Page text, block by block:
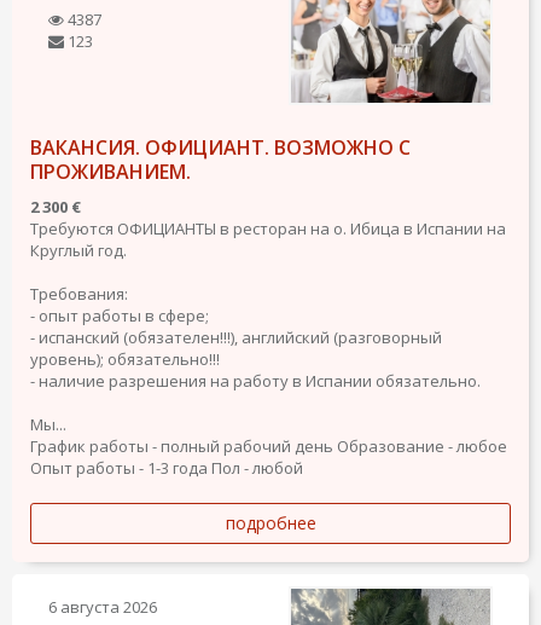
4387
123
ВАКАНСИЯ. ОФИЦИАНТ. ВОЗМОЖНО С
ПРОЖИВАНИЕМ.
2 300 €
Требуются ОФИЦИАНТЫ в ресторан на о. Ибица в Испании на
Круглый год.
Требования:
- опыт работы в сфере;
- испанский (обязателен!!!), английский (разговорный
уровень); обязательно!!!
- наличие разрешения на работу в Испании обязательно.
Мы...
График работы - полный рабочий день Образование - любое
Опыт работы - 1-3 года Пол - любой
подробнее
6 августа 2026